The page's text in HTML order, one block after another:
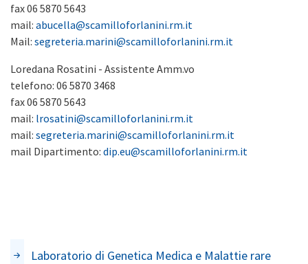
fax 06 5870 5643
mail: abucella@scamilloforlanini.rm.it
Mail: segreteria.marini@scamilloforlanini.rm.it
Loredana Rosatini - Assistente Amm.vo
telefono: 06 5870 3468
fax 06 5870 5643
mail: lrosatini@scamilloforlanini.rm.it
mail: segreteria.marini@scamilloforlanini.rm.it
mail Dipartimento: dip.eu@scamilloforlanini.rm.it
Laboratorio di Genetica Medica e Malattie rare